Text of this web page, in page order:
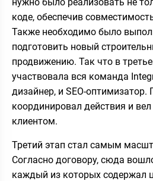
коде, обеспечив
Также необходимо было
подготовить новый
продвижению. Так что в
участвовала вся команда
дизайнер, и SEO-
координировал действия и
клиентом.
Третий этап стал самым
Согласно договору, сюда
каждый из которых содержал